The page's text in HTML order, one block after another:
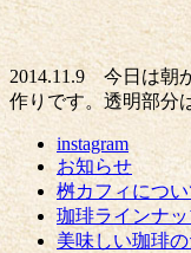
2014.11.9 今日は朝
作りです。透明部
instagram
お知らせ
桝カフィについ
珈琲ラインナ
美味しい珈琲